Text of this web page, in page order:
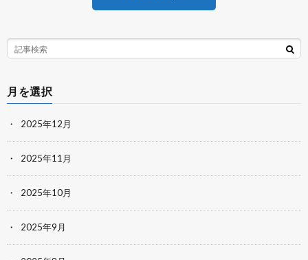
月を選択
2025年12月
2025年11月
2025年10月
2025年9月